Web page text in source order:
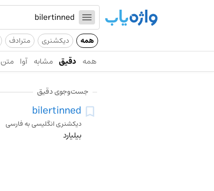
همه دیکشنری مترادف
همه دقیق مشابه آوا متن
جست‌وجوی دقیق
bilertinned
دیکشنری انگلیسی به فارسی
بیلیارد